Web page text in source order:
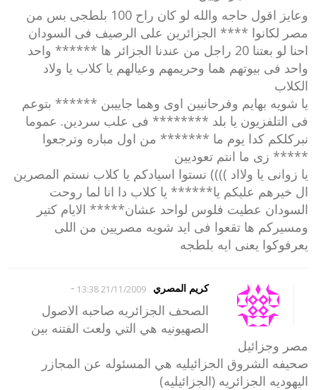
وعايز اقول حاجه والله لو كان راح 100 بلطجى بس من
مصر لكانوا **** الجزائرين على الرصيف فى السودان
احنا لو بعتنا 20 راجل من عندنا الجزائر ها ****** واحد
واحد فى بيوتهم هما وحريمهم وعيالهم يا كلاب يا ولاد
الكلاب
يا شويه بهايم وفرحانيين اوى وهما جاييبن ****** بتوعم
فى التلفزيون يا بلد ******** فى علب سردين. عموما
نبركلكم كدا يوم ما ******* من اول مباره وترجعوا
***** زى ما انتم تعوديين
يا زوانى يا ولااد )))) نستوا اسيادكم يا كلاب نستم المصرين
ال خيرهم عليكم يا****** يا كلاب دا انا لما روحت
السودان عطيت فلوس لواحد عشان***** الايام كتير
ومسيركم ها تقعوا فى ايد شويه مصريين من اللى
يعرفوكوا يعنى ايه بلطجه
كريم المصري 21/11/2009 13:38
-
الصحف الجزائريه صاحبه الاصول
الصهيونيه هي التي ولعت الفتنه بين
مصر وجزائيل
صحيفه الشروق الجزائيليه هي المسئوله عن المجازر
اليهوديه الجزائريه (الجزائيليه)